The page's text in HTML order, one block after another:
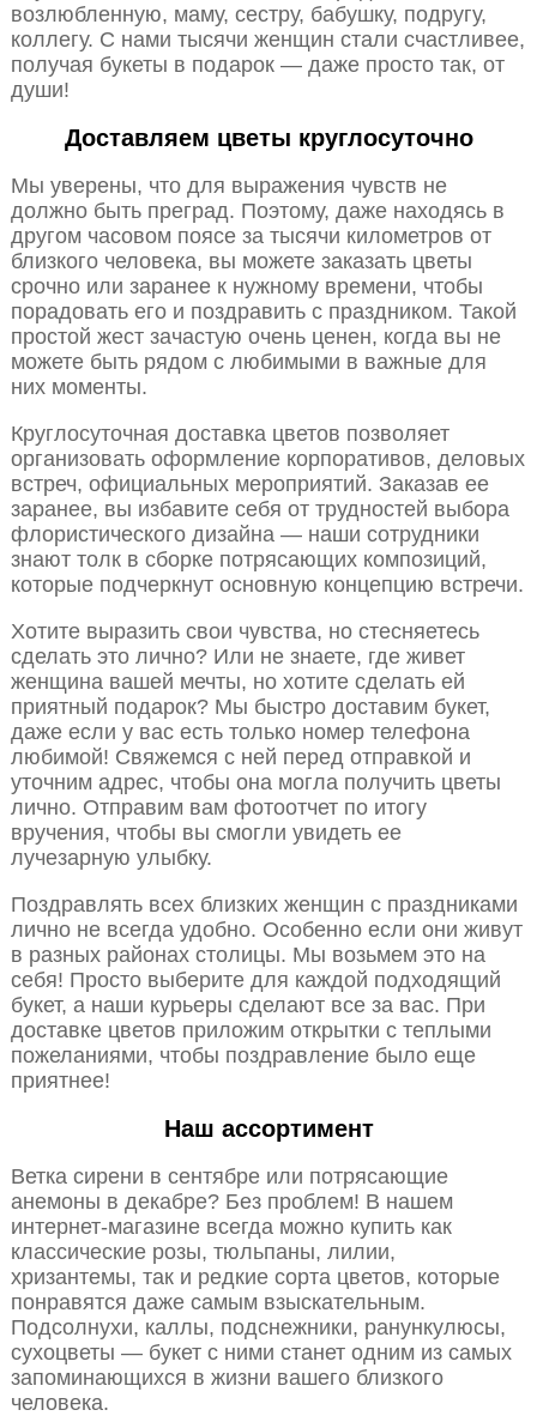
возлюбленную, маму, сестру, бабушку, подругу,
коллегу. С нами тысячи женщин стали счастливее,
получая букеты в подарок — даже просто так, от
души!
Доставляем цветы круглосуточно
Мы уверены, что для выражения чувств не
должно быть преград. Поэтому, даже находясь в
другом часовом поясе за тысячи километров от
близкого человека, вы можете заказать цветы
срочно или заранее к нужному времени, чтобы
порадовать его и поздравить с праздником. Такой
простой жест зачастую очень ценен, когда вы не
можете быть рядом с любимыми в важные для
них моменты.
Круглосуточная доставка цветов позволяет
организовать оформление корпоративов, деловых
встреч, официальных мероприятий. Заказав ее
заранее, вы избавите себя от трудностей выбора
флористического дизайна — наши сотрудники
знают толк в сборке потрясающих композиций,
которые подчеркнут основную концепцию встречи.
Хотите выразить свои чувства, но стесняетесь
сделать это лично? Или не знаете, где живет
женщина вашей мечты, но хотите сделать ей
приятный подарок? Мы быстро доставим букет,
даже если у вас есть только номер телефона
любимой! Свяжемся с ней перед отправкой и
уточним адрес, чтобы она могла получить цветы
лично. Отправим вам фотоотчет по итогу
вручения, чтобы вы смогли увидеть ее
лучезарную улыбку.
Поздравлять всех близких женщин с праздниками
лично не всегда удобно. Особенно если они живут
в разных районах столицы. Мы возьмем это на
себя! Просто выберите для каждой подходящий
букет, а наши курьеры сделают все за вас. При
доставке цветов приложим открытки с теплыми
пожеланиями, чтобы поздравление было еще
приятнее!
Наш ассортимент
Ветка сирени в сентябре или потрясающие
анемоны в декабре? Без проблем! В нашем
интернет-магазине всегда можно купить как
классические розы, тюльпаны, лилии,
хризантемы, так и редкие сорта цветов, которые
понравятся даже самым взыскательным.
Подсолнухи, каллы, подснежники, ранункулюсы,
сухоцветы — букет с ними станет одним из самых
запоминающихся в жизни вашего близкого
человека.